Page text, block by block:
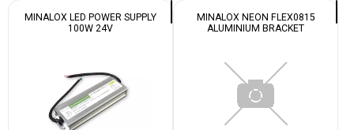
MINALOX LED POWER SUPPLY
100W 24V
MINALOX NEON FLEX0815
ALUMINIUM BRACKET